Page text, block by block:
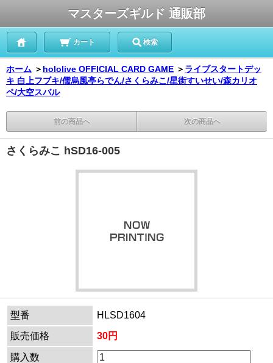
マスターズギルド 通販部
カート 検索
ホーム ＞ hololive OFFICIAL CARD GAME ＞ ライブスタートデッ
キ 白上フブキ/儒烏風亭らでん/さくらみこ/星街すいせい/森カリオ
ペ/大空スバル
前の商品へ 次の商品へ
さくらみこ hSD16-005
型番
HLSD1604
販売価格
30円
購入数